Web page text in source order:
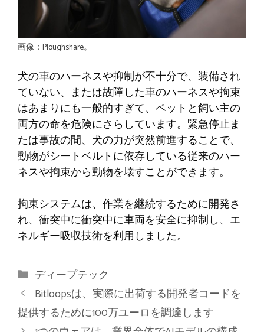
画像：Ploughshare。
犬の車のハーネスや抑制が不十分で、装備され
ていない、または故障した車のハーネスや拘束
はあまりにも一般的すぎて、ペットと飼い主の
両方の命を危険にさらしています。緊急停止ま
たは事故の間、犬の力が突然前進することで、
動物がシートベルトに依存している従来のハー
ネスや拘束から動物を壊すことができます。
拘束システムは、作業を継続するために開発さ
れ、衝突中に衝突中に車両を安全に抑制し、エ
ネルギー吸収技術を利用しました。
カ
テ
ゴ
リ
ディープテック
Bitloopsは、実際に出荷する開発者コードを
提供するために100万ユーロを調達します